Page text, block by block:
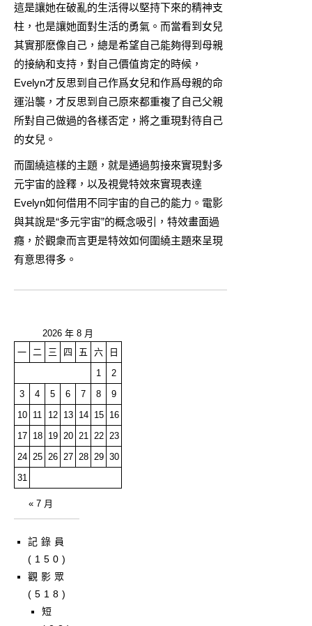
這是讓她在破亂的生活得以堅持下來的精神支
柱，也是讓她面對生活的勇氣。而當看到女兒
其實那麽像自己，總是希望自己能夠得到母親
的接納和支持，對自己價值肯定的時候，
Evelyn才反思到自己作爲女兒和作爲母親的命
運沿襲，才反思到自己原來都重複了自己父親
所對自己做過的各樣否定，將之重現對待自己
的女兒。
而圍繞這樣的主題，就是通過剪接來實現對多
元宇宙的詮釋，以及視覺特效來實現表達
Evelyn如何借用不同宇宙的自己的能力。電影
與其說是“多元宇宙”的概念吸引，特效畫面過
癮，於觀衆而言更是特效如何圍繞主題來呈現
有意思得多。
2026 年 8 月
一
二 三 四 五 六
日
1
2
3
4 5 6 7 8
9
10
11 12 13 14 15
16
17
18 19 20 21 22
23
24
25 26 27 28 29 30
31
« 7 月
記錄員
(150)
觀影眾
(518)
短